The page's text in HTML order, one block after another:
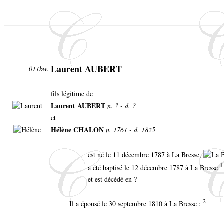
011bw. Laurent AUBERT
fils légitime de
Laurent AUBERT n. ? - d. ?
et
Hélène CHALON n. 1761 - d. 1825
est né le 11 décembre 1787 à La Bresse,
a été baptisé le 12 décembre 1787 à La Bresse1
et est décédé en ?
Il a épousé le 30 septembre 1810 à La Bresse : 2